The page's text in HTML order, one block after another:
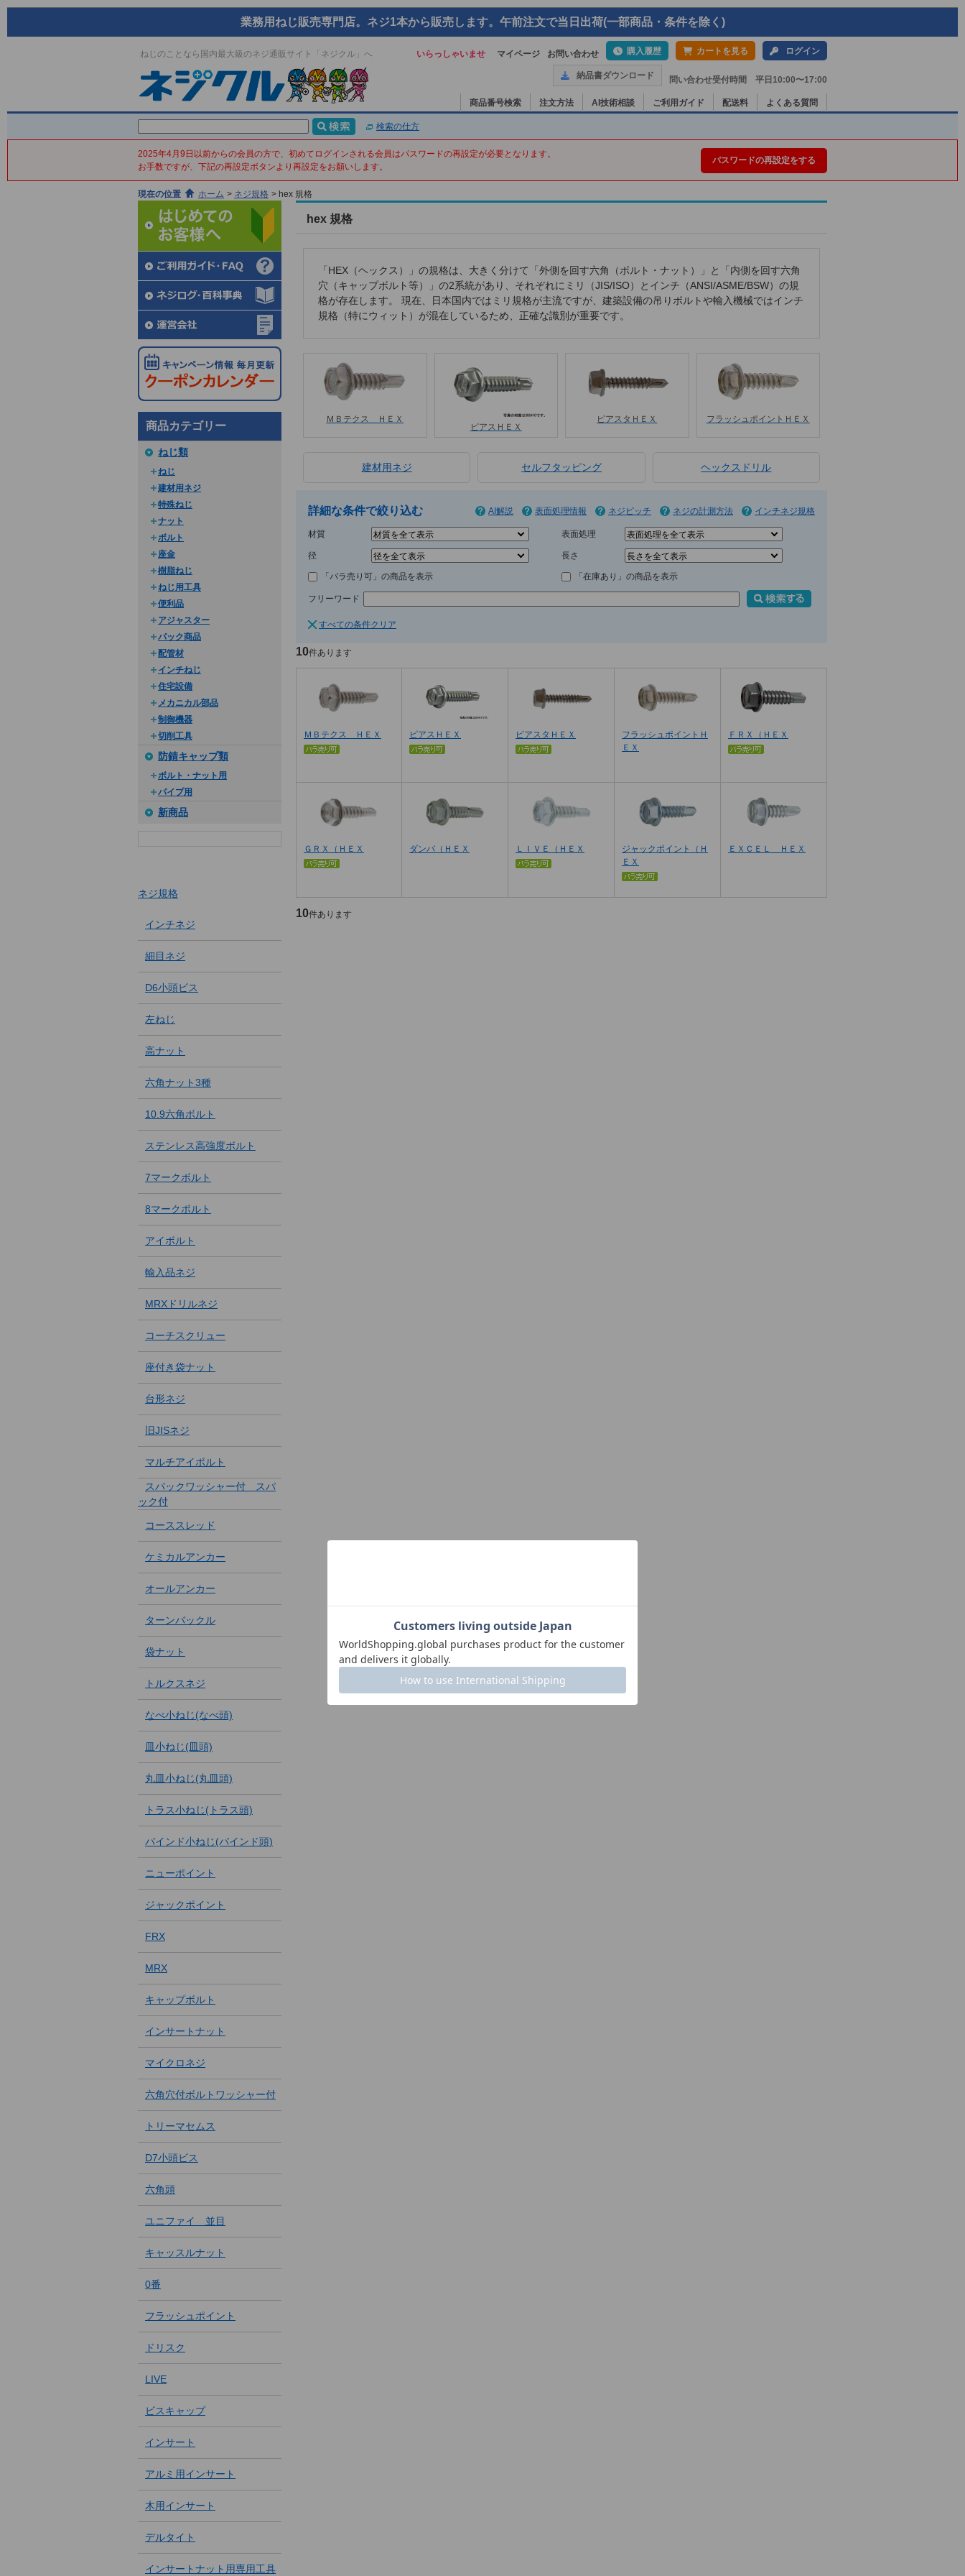
業務用ねじ販売専門店。ネジ1本から販売します。午前注文で当日出荷(一部商品・条件を除く)
ねじのことなら国内最大級のネジ通販サイト「ネジクル」へ いらっしゃいませ マイページ お問い合わせ 購入履歴 カートを見る ログイン
納品書ダウンロード 問い合わせ受付時間 平日10:00〜17:00
商品番号検索 注文方法 AI技術相談 ご利用ガイド 配送料 よくある質問
検索の仕方
2025年4月9日以前からの会員の方で、初めてログインされる会員はパスワードの再設定が必要となります。
お手数ですが、下記の再設定ボタンより再設定をお願いします。
パスワードの再設定をする
現在の位置 ホーム > ネジ規格 > hex 規格
商品カテゴリー
ねじ類
ねじ
建材用ネジ
特殊ねじ
ナット
ボルト
座金
樹脂ねじ
ねじ用工具
便利品
アジャスター
パック商品
配管材
インチねじ
住宅設備
メカニカル部品
制御機器
切削工具
防錆キャップ類
ボルト・ナット用
パイプ用
新商品
ネジ規格
インチネジ
細目ネジ
D6小頭ビス
左ねじ
高ナット
六角ナット3種
10.9六角ボルト
ステンレス高強度ボルト
7マークボルト
8マークボルト
アイボルト
輸入品ネジ
MRXドリルネジ
コーチスクリュー
座付き袋ナット
台形ネジ
旧JISネジ
マルチアイボルト
スパックワッシャー付 スパ
ック付
コーススレッド
ケミカルアンカー
オールアンカー
ターンバックル
袋ナット
トルクスネジ
なべ小ねじ(なべ頭)
皿小ねじ(皿頭)
丸皿小ねじ(丸皿頭)
トラス小ねじ(トラス頭)
バインド小ねじ(バインド頭)
ニューポイント
ジャックポイント
FRX
MRX
キャップボルト
インサートナット
マイクロネジ
六角穴付ボルトワッシャー付
トリーマセムス
D7小頭ビス
六角頭
ユニファイ 並目
キャッスルナット
0番
フラッシュポイント
ドリスク
LIVE
ビスキャップ
インサート
アルミ用インサート
木用インサート
デルタイト
インサートナット用専用工具
hex 規格
「HEX（ヘックス）」の規格は、大きく分けて「外側を回す六角（ボルト・ナット）」と「内側を回す六角
穴（キャップボルト等）」の2系統があり、それぞれにミリ（JIS/ISO）とインチ（ANSI/ASME/BSW）の規
格が存在します。 現在、日本国内ではミリ規格が主流ですが、建築設備の吊りボルトや輸入機械ではインチ
規格（特にウィット）が混在しているため、正確な識別が重要です。
ＭＢテクス ＨＥＸ
ピアスＨＥＸ
ピアスタＨＥＸ フラッシュポイントＨＥＸ
建材用ネジ セルフタッピング ヘックスドリル
詳細な条件で絞り込む AI解説 表面処理情報 ネジピッチ ネジの計測方法 インチネジ規格
材質 表面処理
径 長さ
「バラ売り可」の商品を表示 「在庫あり」の商品を表示
フリーワード
すべての条件クリア
10件あります
ＭＢテクス ＨＥＸ ピアスＨＥＸ ピアスタＨＥＸ
フラッシュポイントＨ
ＥＸ
ＦＲＸ（ＨＥＸ
ＧＲＸ（ＨＥＸ ダンバ（ＨＥＸ ＬＩＶＥ（ＨＥＸ
ジャックポイント（Ｈ
ＥＸ
ＥＸＣＥＬ ＨＥＸ
10件あります